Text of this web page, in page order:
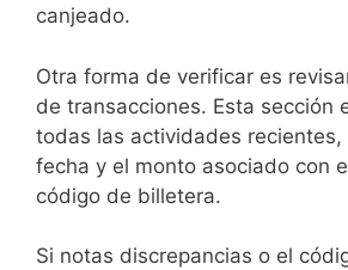
canjeado.
Otra forma de verificar es
de transacciones. Esta sección
todas las actividades recientes,
fecha y el monto asociado con
código de billetera.
Si notas discrepancias o el